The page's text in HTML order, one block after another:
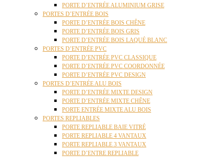
PORTE D’ENTRÉE ALUMINIUM GRISE
PORTES D’ENTRÉE BOIS
PORTE D’ENTRÉE BOIS CHÊNE
PORTE D’ENTRÉE BOIS GRIS
PORTE D’ENTRÉE BOIS LAQUÉ BLANC
PORTES D’ENTRÉE PVC
PORTE D’ENTRÉE PVC CLASSIQUE
PORTE D’ENTRÉE PVC COORDONNÉE
PORTE D’ENTRÉE PVC DESIGN
PORTES D’ENTRÉE ALU BOIS
PORTE D’ENTRÉE MIXTE DESIGN
PORTE D’ENTRÉE MIXTE CHÊNE
PORTE ENTRÉE MIXTE ALU BOIS
PORTES REPLIABLES
PORTE REPLIABLE BAIE VITRÉ
PORTE REPLIABLE 4 VANTAUX
PORTE REPLIABLE 3 VANTAUX
PORTE D’ENTRE REPLIABLE